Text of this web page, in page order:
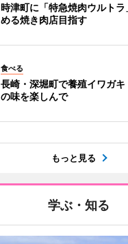
時津町に「特急焼肉ウルト
める焼き肉店目指す
食べる
長崎・深堀町で養殖イワガ
の味を楽しんで
もっと見る
学ぶ・知る